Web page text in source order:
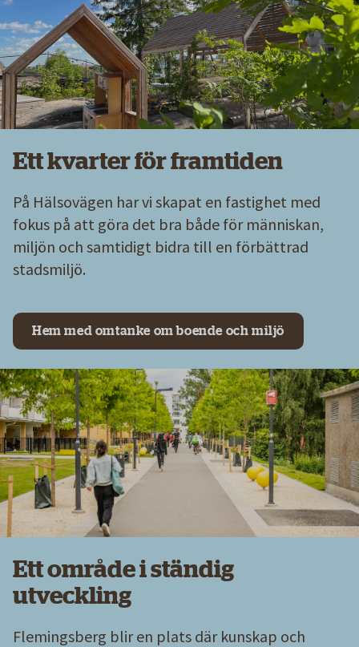
Ett kvarter för framtiden
På Hälsovägen har vi skapat en fastighet med
fokus på att göra det bra både för människan,
miljön och samtidigt bidra till en förbättrad
stadsmiljö.
Hem med omtanke om boende och miljö
Ett område i ständig
utveckling
Flemingsberg blir en plats där kunskap och